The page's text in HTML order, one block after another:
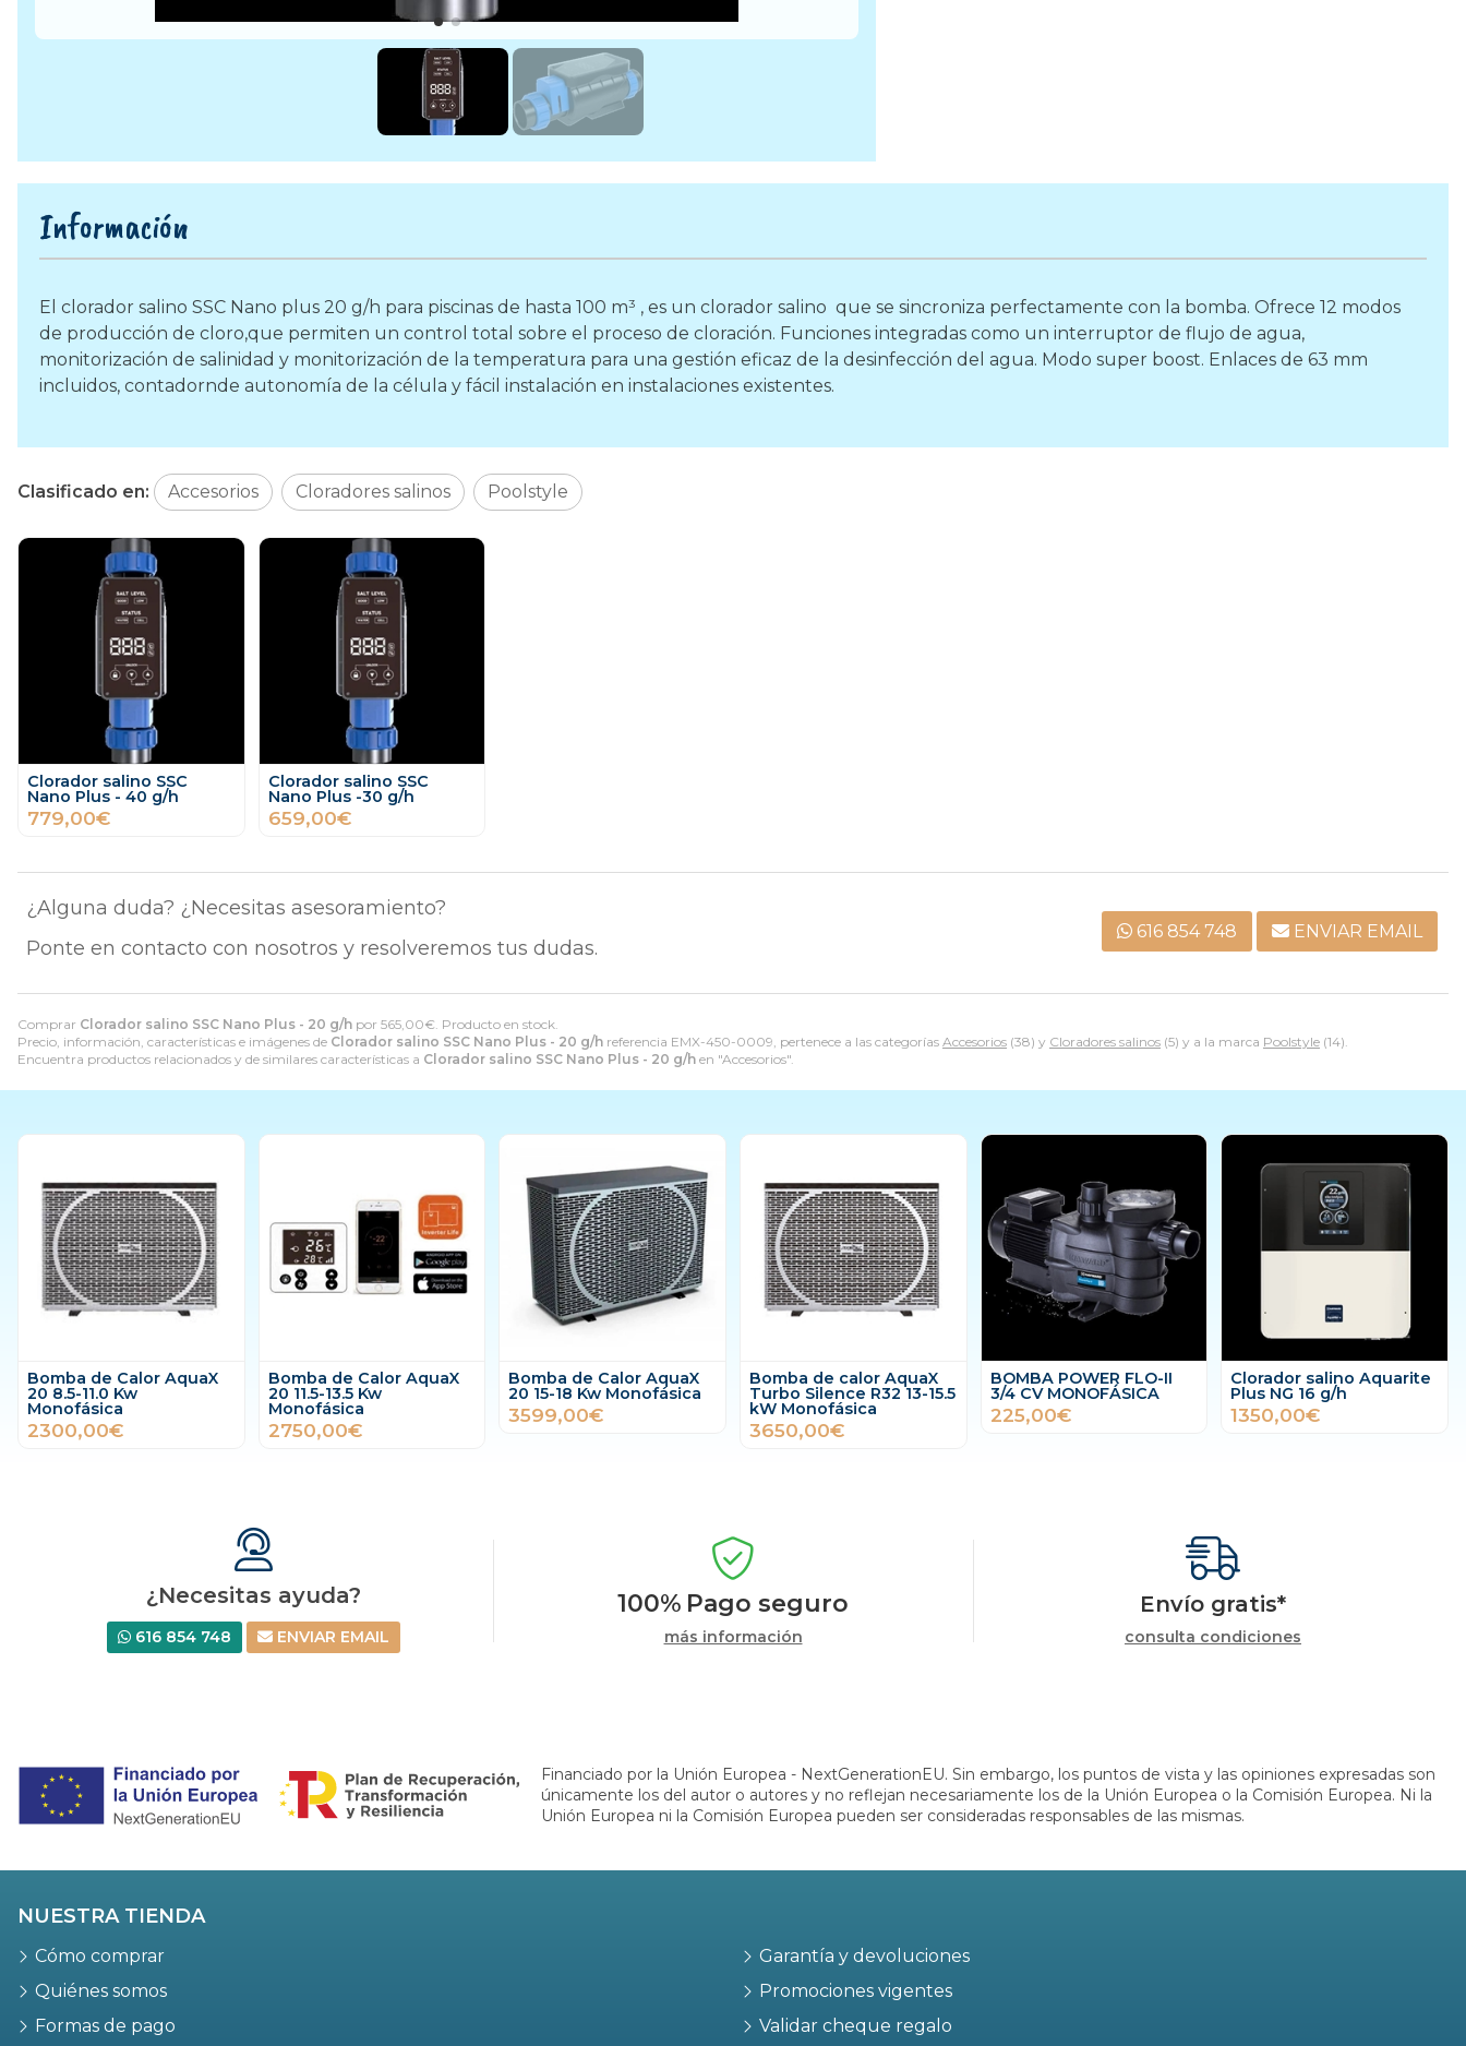
Comprar Clorador salino SSC Nano Plus - 20 g/h por 565,00€. Producto en stock.
Precio, información, características e imágenes de Clorador salino SSC Nano Plus - 20 g/h referencia EMX-450-0009, pertenece a las categorías Accesorios (38) y Cloradores salinos (5) y a la marca Poolstyle (14).
Encuentra productos relacionados y de similares características a Clorador salino SSC Nano Plus - 20 g/h en "Accesorios".
Información
El clorador salino SSC Nano plus 20 g/h para piscinas de hasta 100 m³ , es un clorador salino que se sincroniza perfectamente con la bomba. Ofrece 12 modos
de producción de cloro,que permiten un control total sobre el proceso de cloración. Funciones integradas como un interruptor de flujo de agua,
monitorización de salinidad y monitorización de la temperatura para una gestión eficaz de la desinfección del agua. Modo super boost. Enlaces de 63 mm
incluidos, contadornde autonomía de la célula y fácil instalación en instalaciones existentes.
Clasificado en: Accesorios Cloradores salinos Poolstyle
Clorador salino SSC
Nano Plus - 40 g/h
779,00€
Clorador salino SSC
Nano Plus -30 g/h
659,00€
¿Alguna duda? ¿Necesitas asesoramiento?
Ponte en contacto con nosotros y resolveremos tus dudas.
616 854 748 ENVIAR EMAIL
Bomba de Calor AquaX
20 8.5-11.0 Kw
Monofásica
2300,00€
Bomba de Calor AquaX
20 11.5-13.5 Kw
Monofásica
2750,00€
Bomba de Calor AquaX
20 15-18 Kw Monofásica
3599,00€
Bomba de calor AquaX
Turbo Silence R32 13-15.5
kW Monofásica
3650,00€
BOMBA POWER FLO-II
3/4 CV MONOFÁSICA
225,00€
Clorador salino Aquarite
Plus NG 16 g/h
1350,00€
¿Necesitas ayuda?
616 854 748 ENVIAR EMAIL
100% Pago seguro
más información
Envío gratis*
consulta condiciones
Financiado por la Unión Europea - NextGenerationEU. Sin embargo, los puntos de vista y las opiniones expresadas son
únicamente los del autor o autores y no reflejan necesariamente los de la Unión Europea o la Comisión Europea. Ni la
Unión Europea ni la Comisión Europea pueden ser consideradas responsables de las mismas.
NUESTRA TIENDA
Cómo comprar
Quiénes somos
Formas de pago
Garantía y devoluciones
Promociones vigentes
Validar cheque regalo